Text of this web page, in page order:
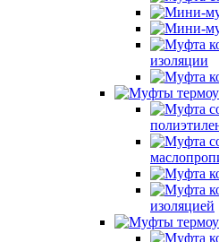
изоляции
изоляцией